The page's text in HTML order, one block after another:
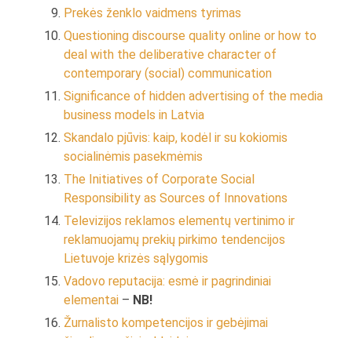
Prekės ženklo vaidmens tyrimas
Questioning discourse quality online or how to
deal with the deliberative character of
contemporary (social) communication
Significance of hidden advertising of the media
business models in Latvia
Skandalo pjūvis: kaip, kodėl ir su kokiomis
socialinėmis pasekmėmis
The Initiatives of Corporate Social
Responsibility as Sources of Innovations
Televizijos reklamos elementų vertinimo ir
reklamuojamų prekių pirkimo tendencijos
Lietuvoje krizės sąlygomis
Vadovo reputacija: esmė ir pagrindiniai
elementai – NB!
Žurnalisto kompetencijos ir gebėjimai